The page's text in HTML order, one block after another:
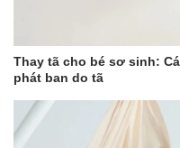
Thay tã cho bé sơ sinh:
phát ban do tã